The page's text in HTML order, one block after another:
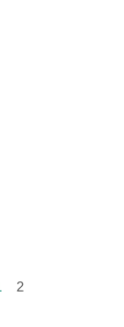
2